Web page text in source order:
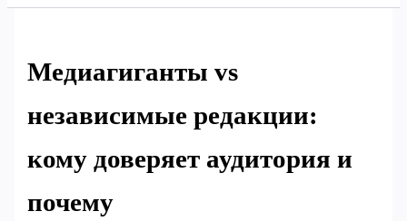
Медиагиганты vs
независимые редакции:
кому доверяет аудитория и
почему